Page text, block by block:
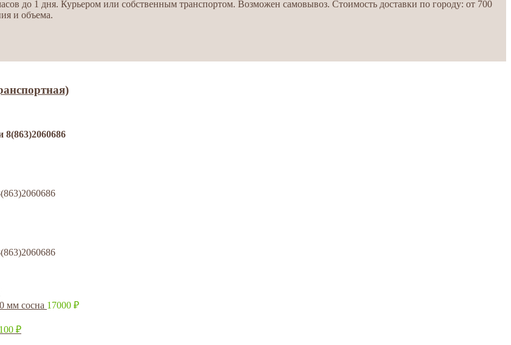
до 1 дня. Курьером или собственным транспортом. Возможен самовывоз. Стоимость доставки по городу: от 700
и объема.
мм сосна 17000 ₽
100 ₽